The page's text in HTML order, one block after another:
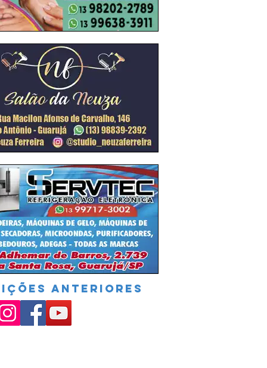
ANTERIORES